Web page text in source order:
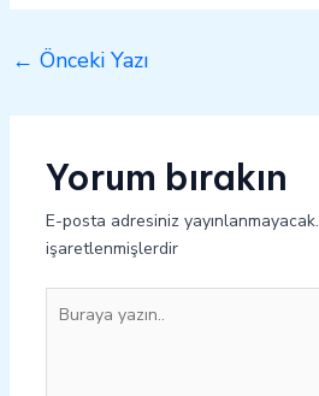
← Önceki Yazı
Yorum bırakın
E-posta adresiniz yayınlanmayacak.
işaretlenmişlerdir
yazın..